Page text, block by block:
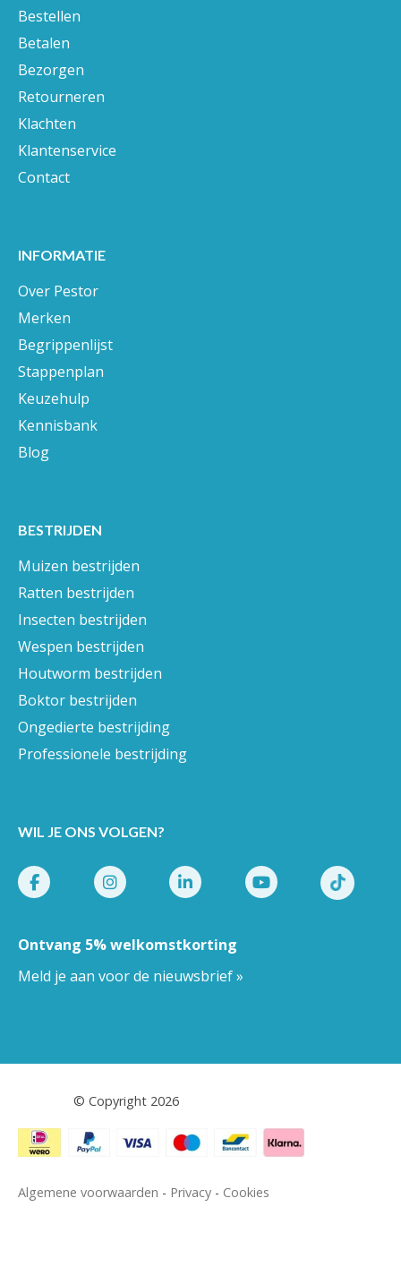
Bestellen
Betalen
Bezorgen
Retourneren
Klachten
Klantenservice
Contact
INFORMATIE
Over Pestor
Merken
Begrippenlijst
Stappenplan
Keuzehulp
Kennisbank
Blog
BESTRIJDEN
Muizen bestrijden
Ratten bestrijden
Insecten bestrijden
Wespen bestrijden
Houtworm bestrijden
Boktor bestrijden
Ongedierte bestrijding
Professionele bestrijding
WIL JE ONS VOLGEN?
Ontvang 5% welkomstkorting
Meld je aan voor de nieuwsbrief »
© Copyright 2026
Algemene voorwaarden - Privacy - Cookies